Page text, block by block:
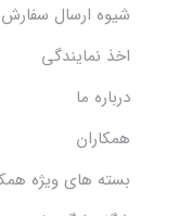
شیوه ارسال
اخذ نمایندگی
درباره ما
همکاران
بسته های ویژه